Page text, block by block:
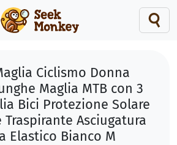
Ciclismo Donna
Maglia MTB con 3
Bici Protezione Solare
Traspirante Asciugatura
Elastico Bianco M